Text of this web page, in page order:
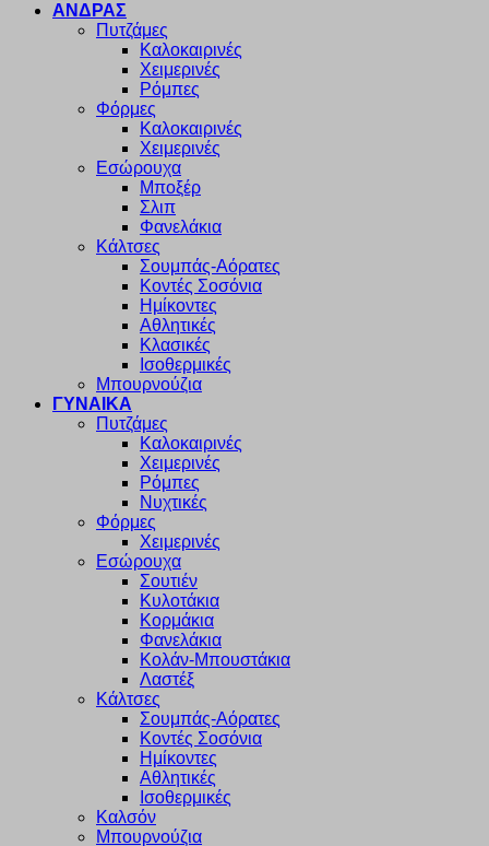
ΑΝΔΡΑΣ
Πυτζάμες
Καλοκαιρινές
Χειμερινές
Ρόμπες
Φόρμες
Καλοκαιρινές
Χειμερινές
Εσώρουχα
Μποξέρ
Σλιπ
Φανελάκια
Κάλτσες
Σουμπάς-Αόρατες
Κοντές Σοσόνια
Ημίκοντες
Αθλητικές
Κλασικές
Ισοθερμικές
Μπουρνούζια
ΓΥΝΑΙΚΑ
Πυτζάμες
Καλοκαιρινές
Χειμερινές
Ρόμπες
Νυχτικές
Φόρμες
Χειμερινές
Εσώρουχα
Σουτιέν
Κυλοτάκια
Κορμάκια
Φανελάκια
Κολάν-Μπουστάκια
Λαστέξ
Κάλτσες
Σουμπάς-Αόρατες
Κοντές Σοσόνια
Ημίκοντες
Αθλητικές
Ισοθερμικές
Καλσόν
Μπουρνούζια